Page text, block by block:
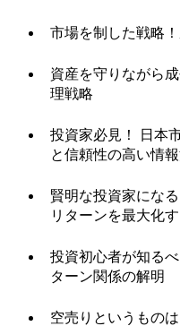
市場を制した戦略
資産を守りながら
理戦略
投資家必見！ 日本
と信頼性の高い情
賢明な投資家にな
リターンを最大化
投資初心者が知る
ターン関係の解明
空売りというもの